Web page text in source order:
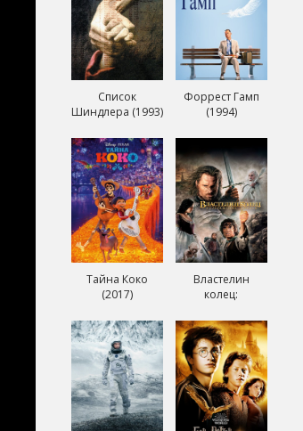
Список
Шиндлера (1993)
Форрест Гамп
(1994)
Тайна Коко
(2017)
Властелин
колец:
короля (2003)